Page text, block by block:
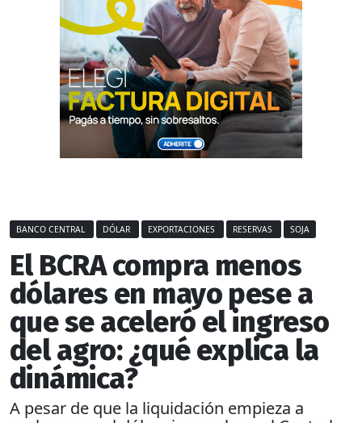
BANCO CENTRAL DÓLAR EXPORTACIONES RESERVAS SOJA
El BCRA compra menos
dólares en mayo pese a
que se aceleró el ingreso
del agro: ¿qué explica la
dinámica?
A pesar de que la liquidación empieza a